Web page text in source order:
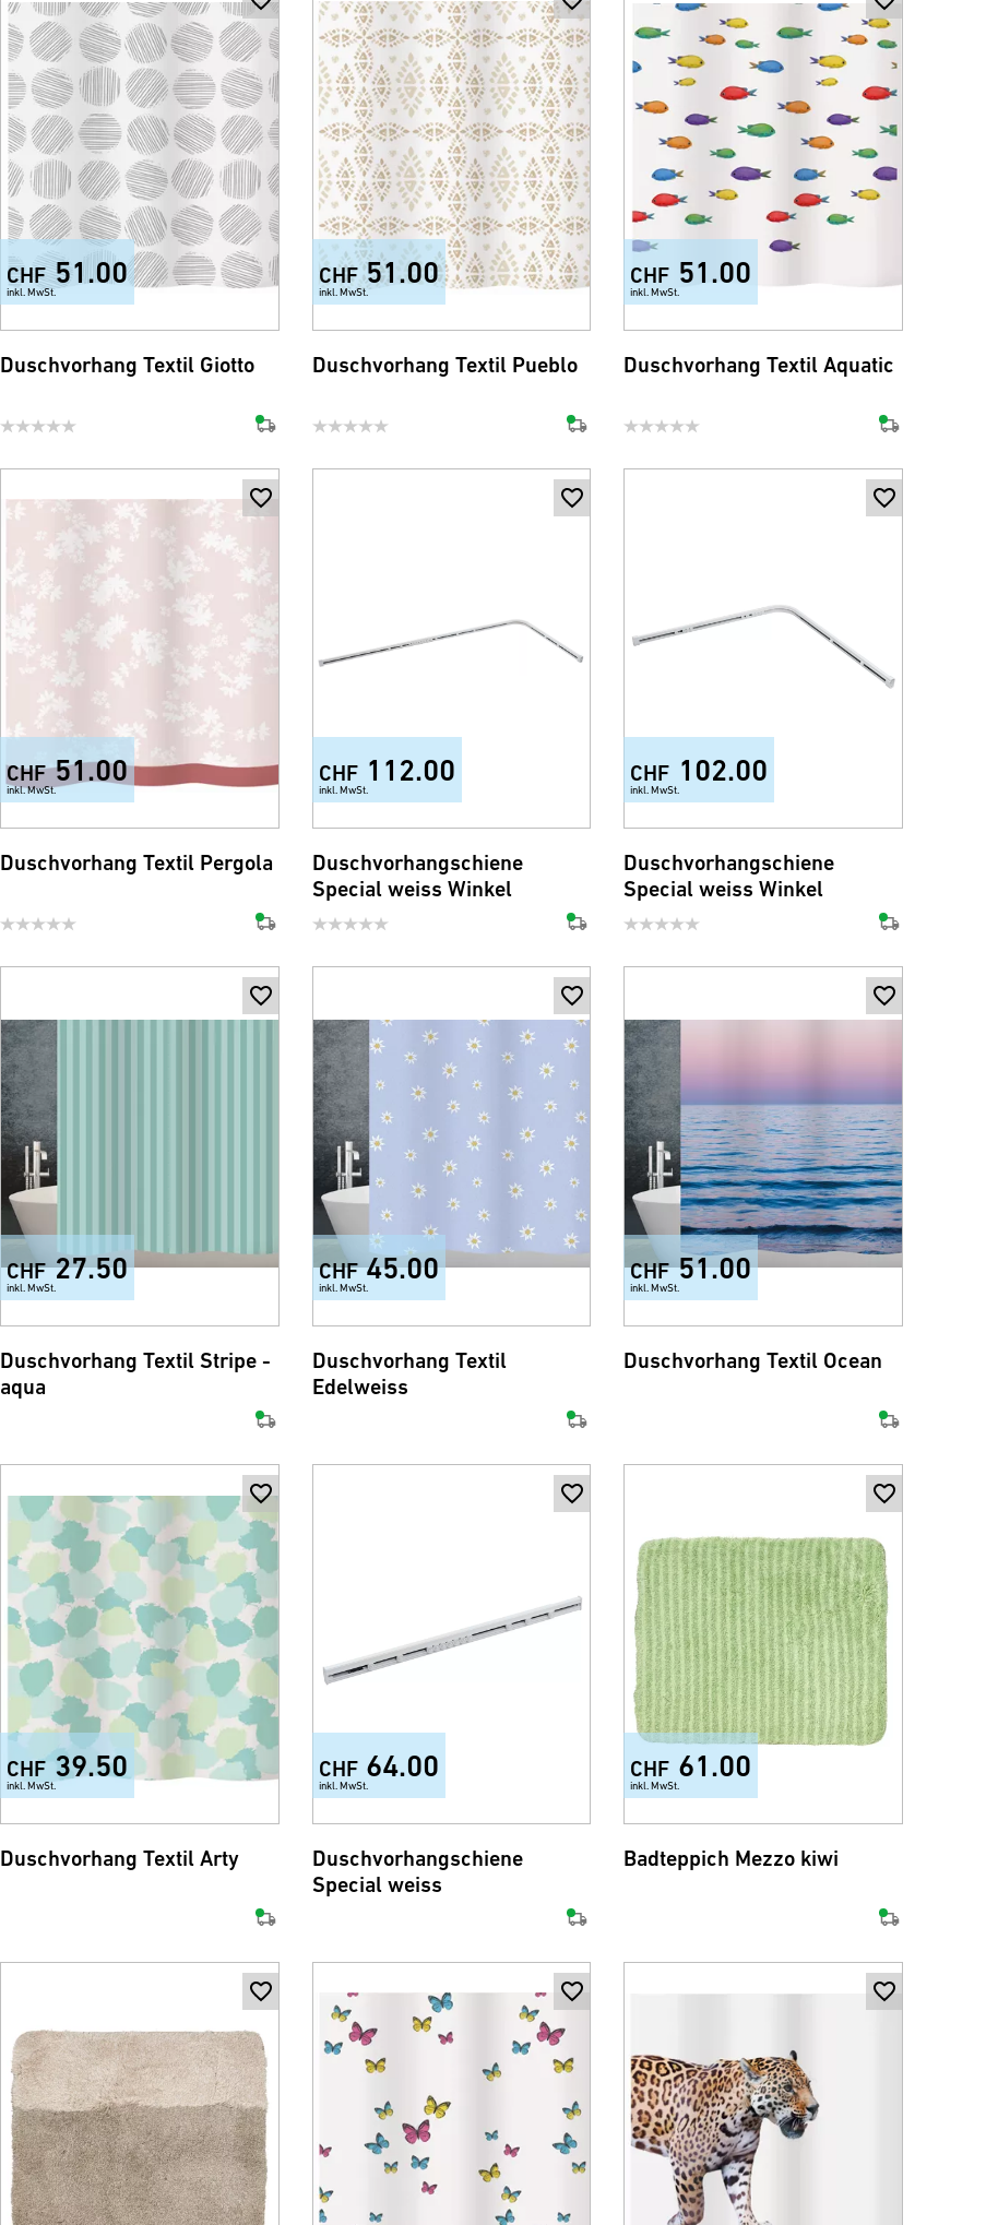
CHF 51.00
inkl. MwSt.
Duschvorhang Textil Giotto
CHF 51.00
inkl. MwSt.
Duschvorhang Textil Pueblo
CHF 51.00
inkl. MwSt.
Duschvorhang Textil Aquatic
CHF 51.00
inkl. MwSt.
Duschvorhang Textil Pergola
CHF 112.00
inkl. MwSt.
Duschvorhangschiene
Special weiss Winkel
CHF 102.00
inkl. MwSt.
Duschvorhangschiene
Special weiss Winkel
CHF 27.50
inkl. MwSt.
Duschvorhang Textil Stripe -
aqua
CHF 45.00
inkl. MwSt.
Duschvorhang Textil
Edelweiss
CHF 51.00
inkl. MwSt.
Duschvorhang Textil Ocean
CHF 39.50
inkl. MwSt.
Duschvorhang Textil Arty
CHF 64.00
inkl. MwSt.
Duschvorhangschiene
Special weiss
CHF 61.00
inkl. MwSt.
Badteppich Mezzo kiwi